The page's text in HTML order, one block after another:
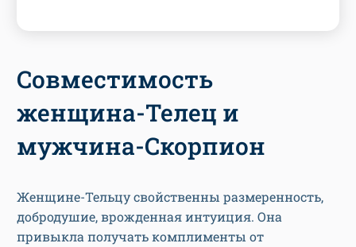
Совместимость
женщина-Телец и
мужчина-Скорпион
Женщине-Тельцу свойственны размеренность,
добродушие, врожденная интуиция. Она
привыкла получать комплименты от